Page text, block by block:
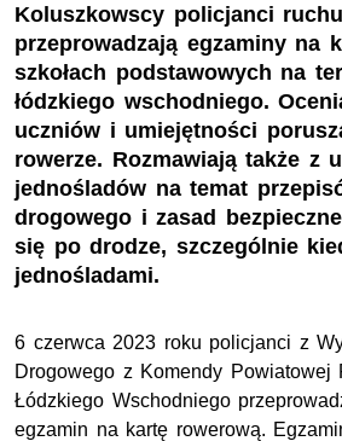
Koluszkowscy policjanci
przeprowadzają egzaminy na
szkołach podstawowych na
łódzkiego wschodniego.
uczniów i umiejętności
rowerze. Rozmawiają także z
jednośladów na temat
drogowego i zasad
się po drodze, szczególnie
jednośladami.
6 czerwca 2023 roku policjanci z
Drogowego z Komendy Powiatowej
Łódzkiego Wschodniego
egzamin na kartę rowerową.